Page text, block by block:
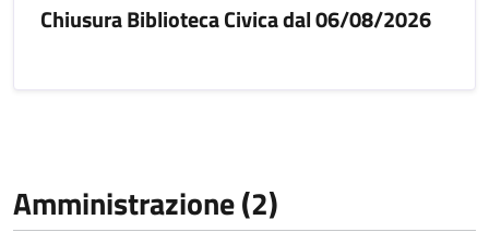
Chiusura Biblioteca Civica dal 06/08/2026
Amministrazione (2)